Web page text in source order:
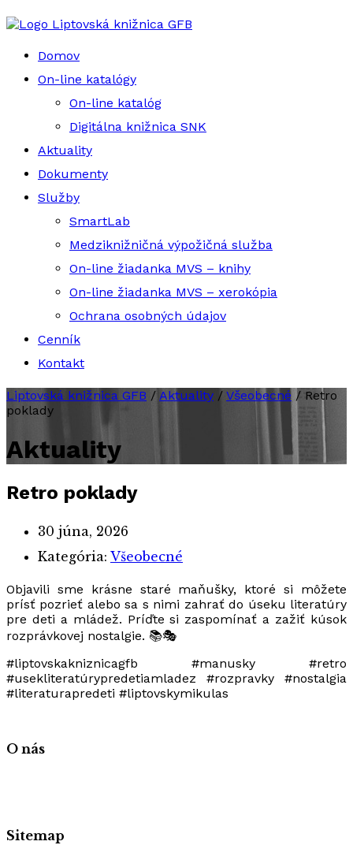
Liptovská knižnica GFB
Domov
On-line katalógy
On-line katalóg
Digitálna knižnica SNK
Aktuality
Dokumenty
Služby
SmartLab
Medziknižničná výpožičná služba
On-line žiadanka MVS – knihy
On-line žiadanka MVS – xerokópia
Ochrana osobných údajov
Cenník
Kontakt
Liptovská knižnica GFB / Aktuality / Všeobecné / Retro
poklady
Aktuality
Retro poklady
30 júna, 2026
Kategória: Všeobecné
Objavili sme krásne staré maňušky, ktoré si môžete
prísť pozrieť alebo sa s nimi zahrať do úseku literatúry
pre deti a mládež. Príďte si zaspomínať a zažiť kúsok
rozprávkovej nostalgie. 📚🎭
#liptovskakniznicagfb #manusky #retro
#usekliteratúrypredetiamladez #rozpravky #nostalgia
#literaturapredeti #liptovskymikulas
O nás
Sitemap